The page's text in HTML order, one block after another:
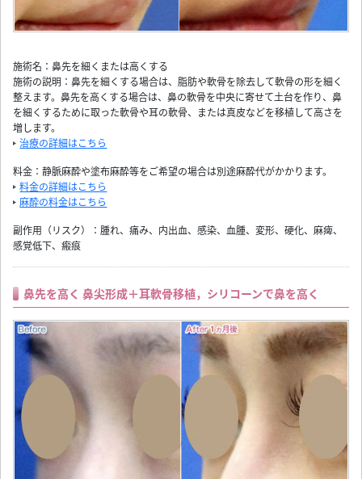
施術名：鼻先を細くまたは高くする
施術の説明：鼻先を細くする場合は、脂肪や軟骨を除去して軟骨の形を細く
整えます。鼻先を高くする場合は、鼻の軟骨を中央に寄せて土台を作り、鼻
を細くするために取った軟骨や耳の軟骨、または真皮などを移植して高さを
増します。
治療の詳細はこちら
料金：静脈麻酔や塗布麻酔等をご希望の場合は別途麻酔代がかかります。
料金の詳細はこちら
麻酔の料金はこちら
副作用（リスク）：腫れ、痛み、内出血、感染、血腫、変形、硬化、麻痺、
感覚低下、瘢痕
鼻先を高く 鼻尖形成＋耳軟骨移植，シリコーンで鼻を高く